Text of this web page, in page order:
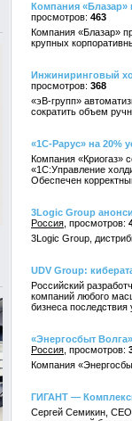
Компания «Блазар»
463
Компания «Блазар»
крупных
Инжиниринговый
368
«эВ-групп»
сократить объем
«1С-Рарус» на 20%
Компания «Криогаз»
«1С:Управление
Обеспечен
3Logic Group
Россия
3Logic Group,
UDV Group:
Российский
компаний любого
бизнеса
«Энергосбыт
Россия
Компания
ГИГАНТ —
Сергей Семикин, СЕО